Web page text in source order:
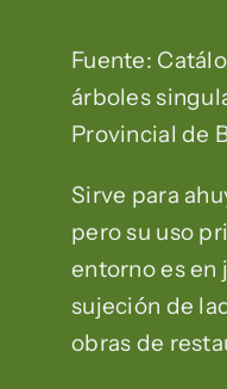
Fuente:
árboles
Provincial de
Sirve para
pero su uso
entorno es en
sujeción de
obras de